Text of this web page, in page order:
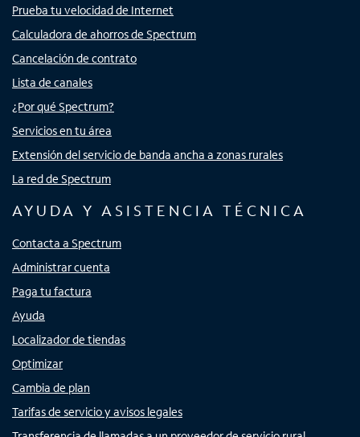
Prueba tu velocidad de Internet
Calculadora de ahorros de Spectrum
Cancelación de contrato
Lista de canales
¿Por qué Spectrum?
Servicios en tu área
Extensión del servicio de banda ancha a zonas rurales
La red de Spectrum
AYUDA Y ASISTENCIA TÉCNICA
Contacta a Spectrum
Administrar cuenta
Paga tu factura
Ayuda
Localizador de tiendas
Optimizar
Cambia de plan
Tarifas de servicio y avisos legales